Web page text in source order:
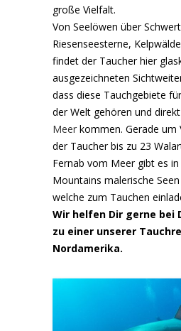
große Vielfalt.
Von Seelöwen über
Riesenseesterne,
findet der Taucher hier
ausgezeichneten
dass diese Tauchgebiete
der Welt gehören und
Meer kommen. Gerade um
der Taucher bis zu 23
Fernab vom Meer gibt es
Mountains malerische
welche zum Tauchen
Wir helfen Dir gerne bei
zu einer unserer
Nordamerika.